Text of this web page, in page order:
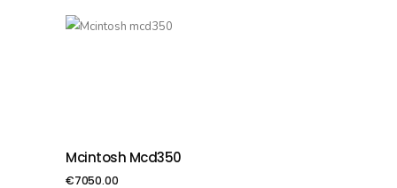
PIEVIENOT GROZAM
Mcintosh Mcd350
€7050.00